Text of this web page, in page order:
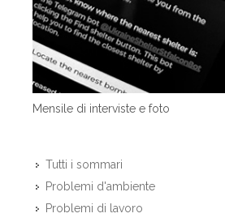
Mensile di interviste e foto
Tutti i sommari
Problemi d'ambiente
Problemi di lavoro